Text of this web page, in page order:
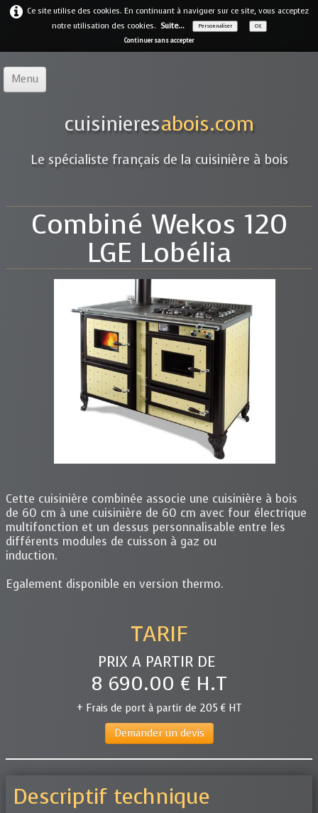
Ce site utilise des cookies. En continuant à naviguer sur ce site, vous acceptez
notre utilisation des cookies. Suite... Personnaliser OK
Continuer sans accepter
Menu
Notre offre▼
Notre entreprise
Galerie▼
Marques▼
Contact
cuisinieresabois.com
Le spécialiste français de la cuisinière à bois
Combiné Wekos 120
LGE Lobélia
Cette cuisinière combinée associe une cuisinière à bois
de 60 cm à une cuisinière de 60 cm avec four électrique
multifonction et un dessus personnalisable entre les
différents modules de cuisson à gaz ou
induction.
Egalement disponible en version thermo.
TARIF
PRIX A PARTIR DE
8 690.00 € H.T
+ Frais de port à partir de 205 € HT
Demander un devis
Descriptif technique